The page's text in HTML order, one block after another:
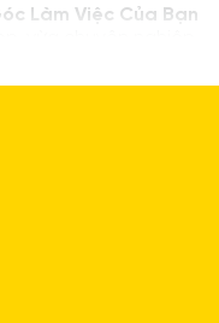
Làm Việc Của Bạn
như ly cafe, chùm
mẽ?
những loại lót
hợp hoàn hảo
chu và một mức giá
tìm hiểu xem tại sao
vậy nhé!